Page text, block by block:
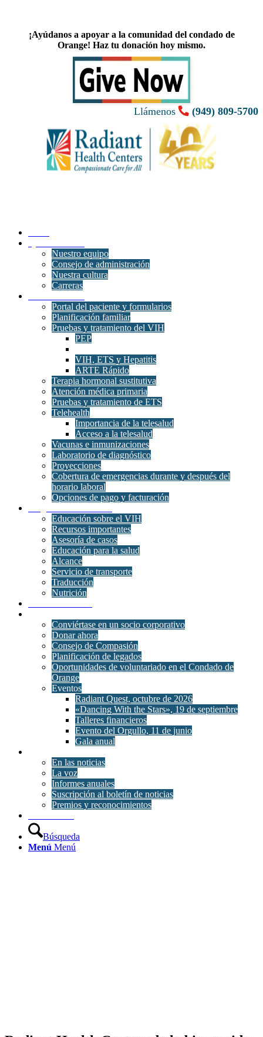
¡Ayúdanos a apoyar a la comunidad del condado de
Orange! Haz tu donación hoy mismo.
Llámenos (949) 809-5700
Nuestro equipo
Consejo de administración
Nuestra cultura
Carreras
Portal del paciente y formularios
Planificación familiar
Pruebas y tratamiento del VIH
PEP
VIH, ETS y Hepatitis
ARTE Rápido
Terapia hormonal sustitutiva
Atención médica primaria
Pruebas y tratamiento de ETS
Telehealth
Importancia de la telesalud
Acceso a la telesalud
Vacunas e inmunizaciones
Laboratorio de diagnóstico
Proyecciones
Cobertura de emergencias durante y después del
horario laboral
Opciones de pago y facturación
Educación sobre el VIH
Recursos importantes
Asesoría de casos
Educación para la salud
Alcance
Servicio de transporte
Traducción
Nutrición
Conviértase en un socio corporativo
Donar ahora
Consejo de Compasión
Planificación de legados
Oportunidades de voluntariado en el Condado de
Orange
Eventos
Radiant Quest, octubre de 2026
«Dancing With the Stars», 19 de septiembre
Talleres financieros
Evento del Orgullo, 11 de junio
Gala anual
En las noticias
La voz
Informes anuales
Suscripción al boletín de noticias
Premios y reconocimientos
Búsqueda
Menú Menú